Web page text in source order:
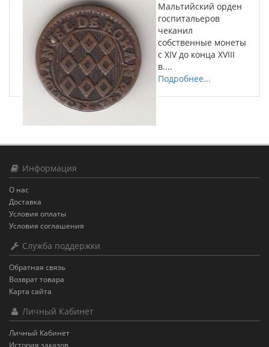
Мальтийский орден
госпитальеров
чеканил
собственные монеты
с XIV до конца XVIII
в....
Подробнее...
Информация
О нас
Доставка
Условия оплаты
Условия соглашения
Служба поддержки
Обратная связь
Возврат товара
Карта сайта
Личный Кабинет
Личный Кабинет